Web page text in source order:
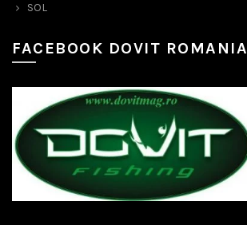
SOL
FACEBOOK DOVIT ROMANIA